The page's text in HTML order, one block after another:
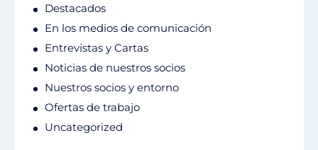
Destacados
En los medios de comunicación
Entrevistas y Cartas
Noticias de nuestros socios
Nuestros socios y entorno
Ofertas de trabajo
Uncategorized